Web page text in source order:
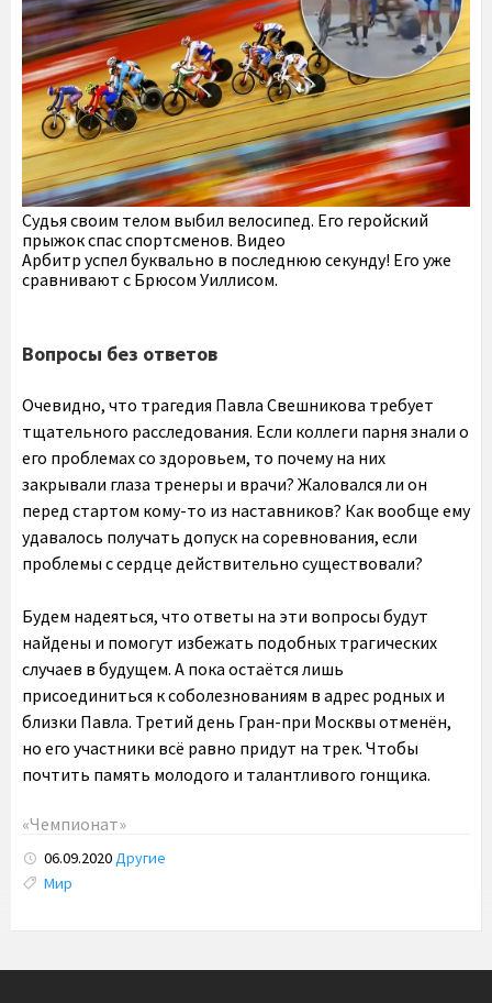
Судья своим телом выбил велосипед. Его геройский
прыжок спас спортсменов. Видео
Арбитр успел буквально в последнюю секунду! Его уже
сравнивают с Брюсом Уиллисом.
Вопросы без ответов
Очевидно, что трагедия Павла Свешникова требует
тщательного расследования. Если коллеги парня знали о
его проблемах со здоровьем, то почему на них
закрывали глаза тренеры и врачи? Жаловался ли он
перед стартом кому-то из наставников? Как вообще ему
удавалось получать допуск на соревнования, если
проблемы с сердце действительно существовали?
Будем надеяться, что ответы на эти вопросы будут
найдены и помогут избежать подобных трагических
случаев в будущем. А пока остаётся лишь
присоединиться к соболезнованиям в адрес родных и
близки Павла. Третий день Гран-при Москвы отменён,
но его участники всё равно придут на трек. Чтобы
почтить память молодого и талантливого гонщика.
«Чемпионат»
06.09.2020Другие
Tags:
Мир